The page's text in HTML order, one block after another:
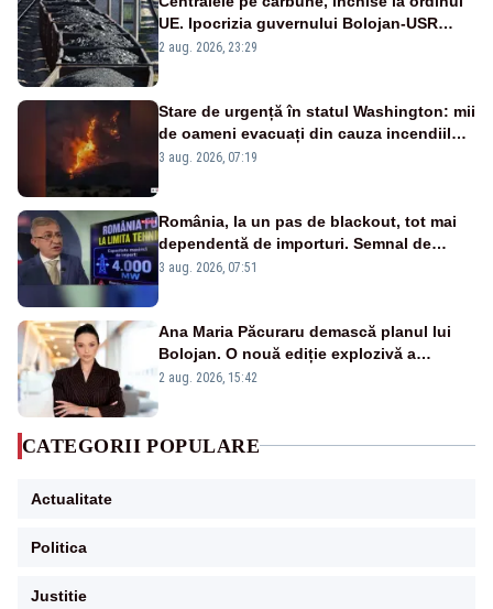
UE. Ipocrizia guvernului Bolojan-USR
după starea de alertă
2 aug. 2026, 23:29
Stare de urgență în statul Washington: mii
de oameni evacuați din cauza incendiilor
puternice de vegetație
3 aug. 2026, 07:19
România, la un pas de blackout, tot mai
dependentă de importuri. Semnal de
alarmă tras de un expert în energie
3 aug. 2026, 07:51
Ana Maria Păcuraru demască planul lui
Bolojan. O nouă ediție explozivă a
emisiunii „Miza Zilei” la Realitatea PLUS
2 aug. 2026, 15:42
CATEGORII POPULARE
Actualitate
Politica
Justitie